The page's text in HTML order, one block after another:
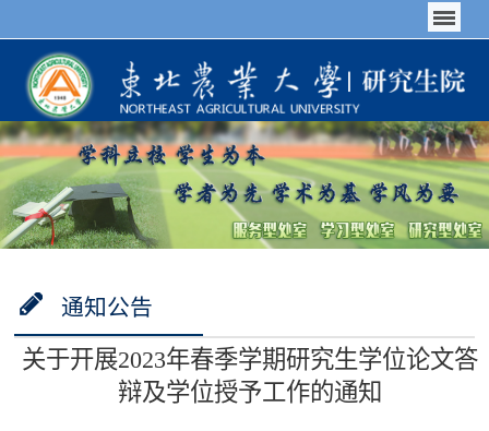
通知公告
关于开展2023年春季学期研究生学位论文答
辩及学位授予工作的通知